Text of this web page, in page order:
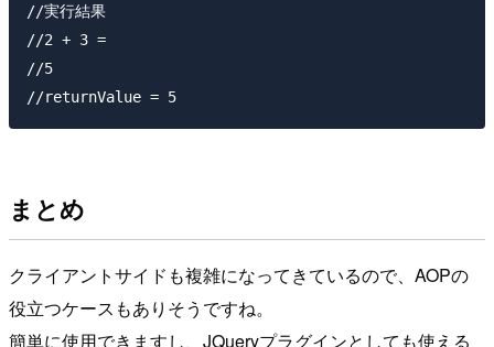
//実行結果
//2 + 3 =
//5
まとめ
クライアントサイドも複雑になってきているので、AOPの
役立つケースもありそうですね。
簡単に使用できますし、JQueryプラグインとしても使える